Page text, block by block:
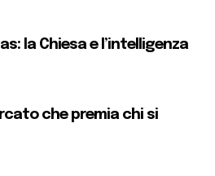
la Chiesa e l’intelligenza
che premia chi si